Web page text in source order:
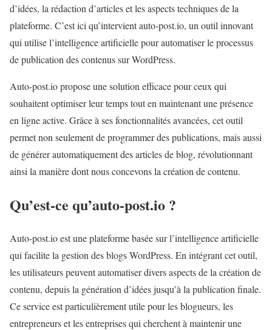
d’idées, la rédaction d’articles et les aspects techniques de la
plateforme. C’est ici qu’intervient auto-post.io, un outil innovant
qui utilise l’intelligence artificielle pour automatiser le processus
de publication des contenus sur WordPress.
Auto-post.io propose une solution efficace pour ceux qui
souhaitent optimiser leur temps tout en maintenant une présence
en ligne active. Grâce à ses fonctionnalités avancées, cet outil
permet non seulement de programmer des publications, mais aussi
de générer automatiquement des articles de blog, révolutionnant
ainsi la manière dont nous concevons la création de contenu.
Qu’est-ce qu’auto-post.io ?
Auto-post.io est une plateforme basée sur l’intelligence artificielle
qui facilite la gestion des blogs WordPress. En intégrant cet outil,
les utilisateurs peuvent automatiser divers aspects de la création de
contenu, depuis la génération d’idées jusqu’à la publication finale.
Ce service est particulièrement utile pour les blogueurs, les
entrepreneurs et les entreprises qui cherchent à maintenir une